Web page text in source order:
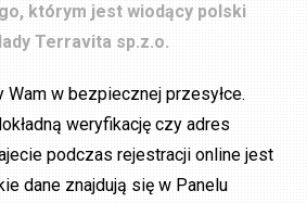
którym jest wiodący polski
Terravita sp.z.o.
Wam w bezpiecznej przesyłce.
weryfikację czy adres
podczas rejestracji online jest
dane znajdują się w Panelu